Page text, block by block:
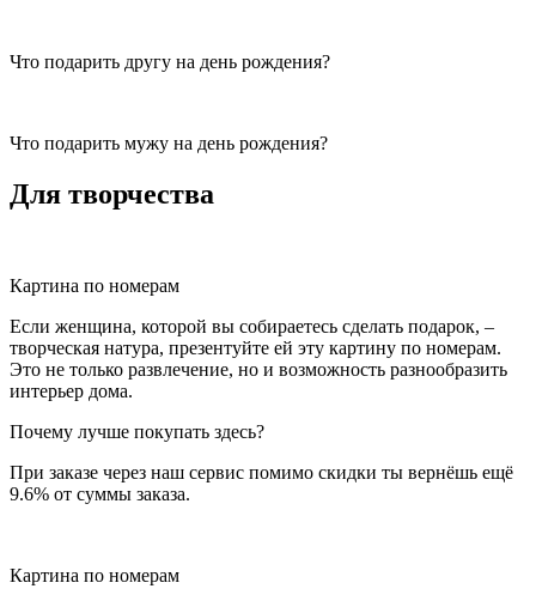
Что подарить другу на день рождения?
Что подарить мужу на день рождения?
Для творчества
Картина по номерам
Если женщина, которой вы собираетесь сделать подарок, –
творческая натура, презентуйте ей эту картину по номерам.
Это не только развлечение, но и возможность разнообразить
интерьер дома.
Почему лучше покупать здесь?
При заказе через наш сервис помимо скидки ты вернёшь ещё
9.6% от суммы заказа.
Картина по номерам